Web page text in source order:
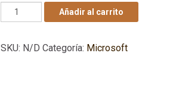
Microsoft SQL Server 2016 Standard
Añadir al carrito
SKU: N/D Categoría: Microsoft